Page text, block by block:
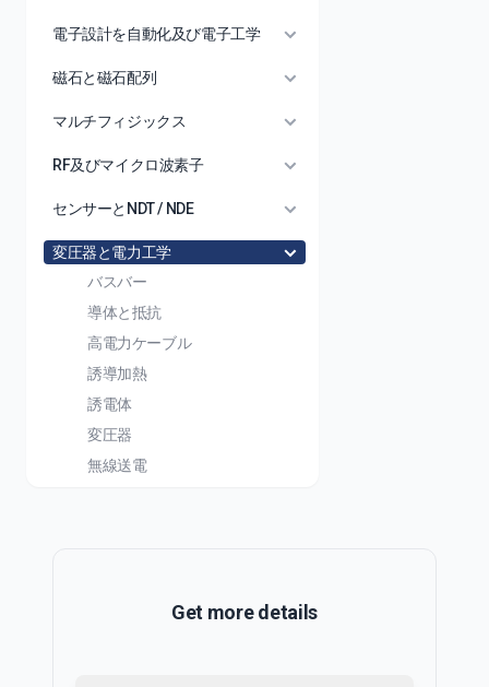
電子設計を自動化及び電子工学
磁石と磁石配列
マルチフィジックス
RF及びマイクロ波素子
センサーとNDT / NDE
変圧器と電力工学
バスバー
導体と抵抗
高電力ケーブル
誘導加熱
誘電体
変圧器
無線送電
Get more details